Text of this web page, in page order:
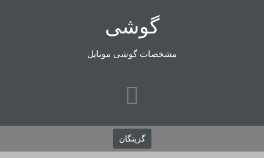
گوشی
مشخصات گوشی موبایل
گزینگان